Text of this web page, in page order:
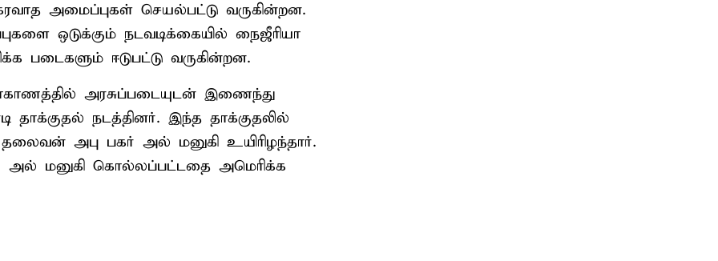
அமைப்புகள் செயல்பட்டு வருகின்றன.
ஒடுக்கும் நடவடிக்கையில் நைஜீரியா
படைகளும் ஈடுபட்டு வருகின்றன.
அரசுப்படையுடன் இணைந்து
தாக்குதல் நடத்தினர். இந்த தாக்குதலில்
அபு பகர் அல் மனுகி உயிரிழந்தார்.
மனுகி கொல்லப்பட்டதை அமெரிக்க